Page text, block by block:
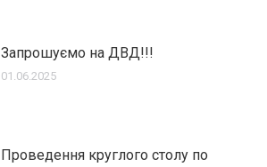
Запрошуємо на ДВД!!!
01.06.2025
Проведення круглого столу по